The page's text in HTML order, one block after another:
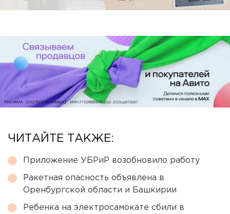
ЧИТАЙТЕ ТАКЖЕ:
Приложение УБРиР возобновило работу
Ракетная опасность объявлена в
Оренбургской области и Башкирии
Ребенка на электросамокате сбили в